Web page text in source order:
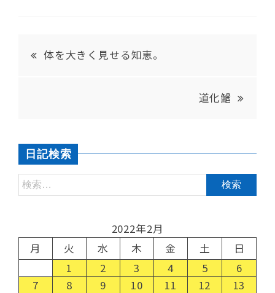
体を大きく見せる知恵。
道化鰌
日記検索
2022年2月
月
火 水 木 金 土
日
1
2 3 4 5
6
7
8 9 10 11 12
13